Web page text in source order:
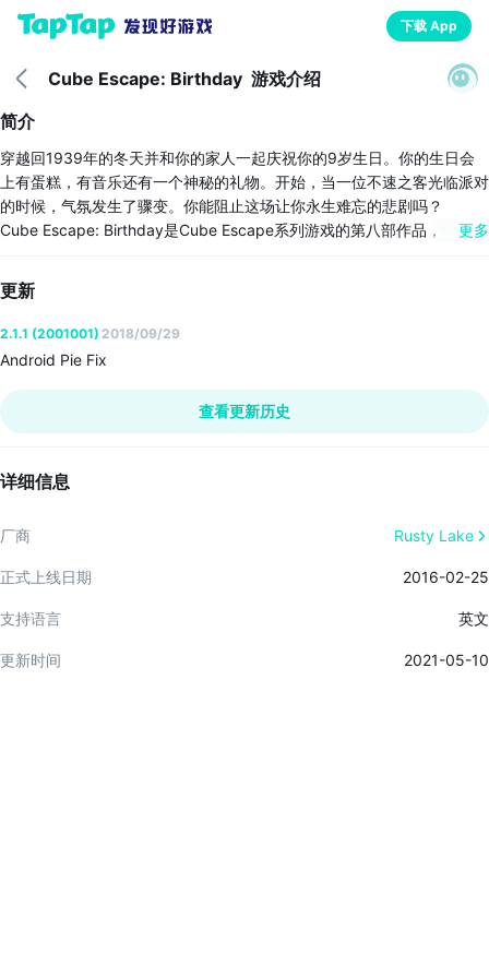
下载 App
Cube Escape: Birthday 游戏介绍
简介
穿越回1939年的冬天并和你的家人一起庆祝你的9岁生日。你的生日会
上有蛋糕，有音乐还有一个神秘的礼物。开始，当一位不速之客光临派对
的时候，气氛发生了骤变。你能阻止这场让你永生难忘的悲剧吗？
Cube Escape: Birthday是Cube Escape系列游戏的第八部作品，也是R
多资讯，请在@rustylakecom关注我们。
更多
更新
2.1.1 (2001001) 2018/09/29
Android Pie Fix
查看更新历史
详细信息
厂商 Rusty Lake
正式上线日期 2016-02-25
支持语言 英文
更新时间 2021-05-10